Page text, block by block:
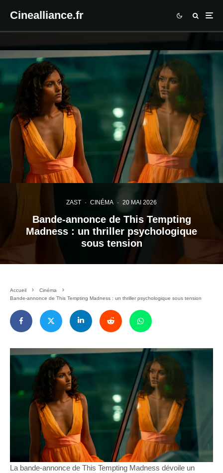
Cinealliance.fr
ZAST · CINÉMA · 20 MAI 2026
Bande-annonce de This Tempting
Madness : un thriller psychologique
sous tension
Accueil
Cinéma
Bande-annonce de This Tempting Madness : un thriller psychologique sous tension
La bande-annonce de This Tempting Madness dévoile un